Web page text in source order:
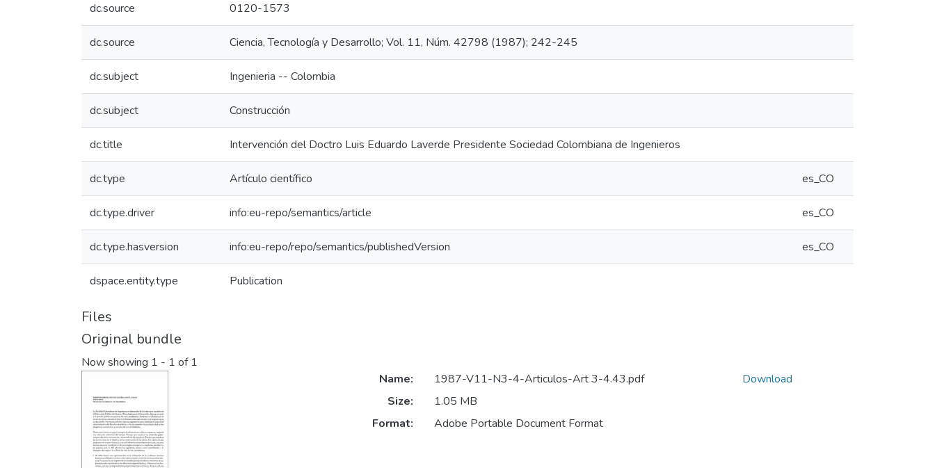
dc.source 0120-1573
dc.source Ciencia, Tecnología y Desarrollo; Vol. 11, Núm. 42798 (1987); 242-245
dc.subject Ingenieria -- Colombia
dc.subject Construcción
dc.title Intervención del Doctro Luis Eduardo Laverde Presidente Sociedad Colombiana de Ingenieros
dc.type Artículo científico es_CO
dc.type.driver info:eu-repo/semantics/article es_CO
dc.type.hasversion info:eu-repo/repo/semantics/publishedVersion es_CO
dspace.entity.type Publication
Files
Original bundle
Now showing 1 - 1 of 1
Name:
1987-V11-N3-4-Articulos-Art 3-4.43.pdf
Size:
1.05 MB
Format:
Adobe Portable Document Format
Download